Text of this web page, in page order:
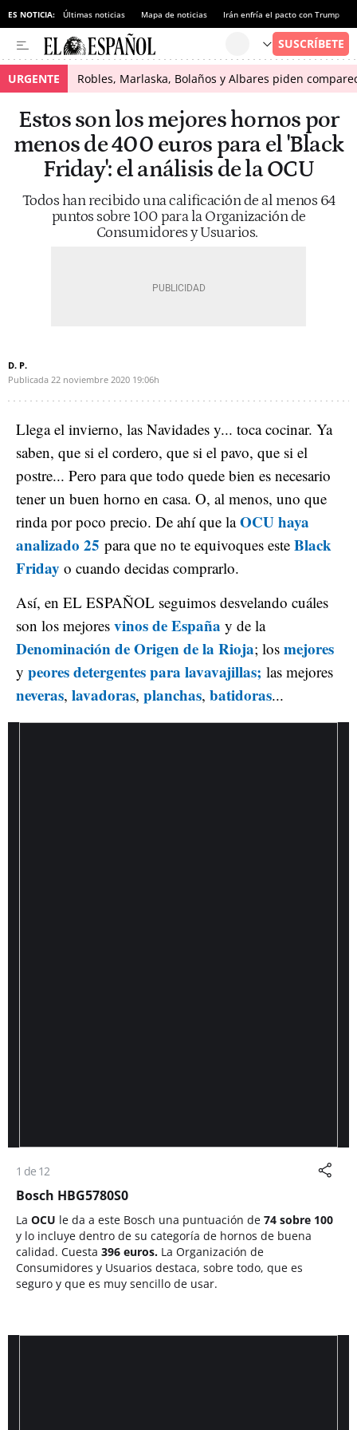
ES NOTICIA: Últimas noticias Mapa de noticias Irán enfría el pacto con Trump
URGENTE Robles, Marlaska, Bolaños y Albares piden
Estos son los mejores hornos por
menos de 400 euros para el 'Black
Friday': el análisis de la OCU
Todos han recibido una calificación de al menos 64
puntos sobre 100 para la Organización de
Consumidores y Usuarios.
D. P.
Publicada 22 noviembre 2020 19:06h
Llega el invierno, las Navidades y... toca cocinar. Ya
saben, que si el cordero, que si el pavo, que si el
postre... Pero para que todo quede bien es necesario
tener un buen horno en casa. O, al menos, uno que
rinda por poco precio. De ahí que laOCU haya
analizado 25 para que no te equivoques este Black
Friday o cuando decidas comprarlo.
Así, en EL ESPAÑOL seguimos desvelando cuáles
son los mejores vinos de España y de la
Denominación de Origen de la Rioja; los mejores
y peores detergentes para lavavajillas; las mejores
neveras, lavadoras, planchas, batidoras...
1 de 12
Bosch HBG5780S0
La OCU le da a este Bosch una puntuación de 74 sobre 100
y lo incluye dentro de su categoría de hornos de buena
calidad. Cuesta 396 euros. La Organización de
Consumidores y Usuarios destaca, sobre todo, que es
seguro y que es muy sencillo de usar.